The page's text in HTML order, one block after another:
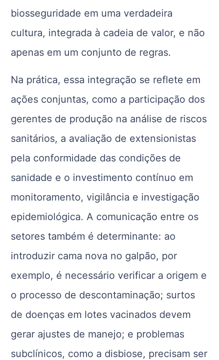
biosseguridade em uma verdadeira
cultura, integrada à cadeia de valor, e não
apenas em um conjunto de regras.
Na prática, essa integração se reflete em
ações conjuntas, como a participação dos
gerentes de produção na análise de riscos
sanitários, a avaliação de extensionistas
pela conformidade das condições de
sanidade e o investimento contínuo em
monitoramento, vigilância e investigação
epidemiológica. A comunicação entre os
setores também é determinante: ao
introduzir cama nova no galpão, por
exemplo, é necessário verificar a origem e
o processo de descontaminação; surtos
de doenças em lotes vacinados devem
gerar ajustes de manejo; e problemas
subclínicos, como a disbiose, precisam ser